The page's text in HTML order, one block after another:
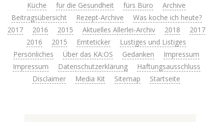
Küche
für die Gesundheit fürs Büro
Archive
Beitragsübersicht
Rezept-Archive
Was koche ich heute?
2017
2016 2015 Aktuelles Allerlei-Archiv 2018
2017
2016
2015 Ernteticker
Lustiges und Listiges
Persönliches
Über das KA:OS Gedanken
Impressum
Impressum
Datenschutzerklärung
Haftungsausschluss
Disclaimer
Media Kit Sitemap Startseite